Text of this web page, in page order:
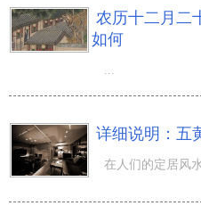
农历十二月二
如何
...
详细说明：五